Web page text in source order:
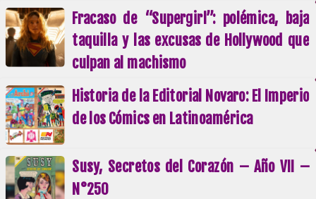
Fracaso de “Supergirl”: polémica, baja
taquilla y las excusas de Hollywood que
culpan al machismo
Historia de la Editorial Novaro: El Imperio
de los Cómics en Latinoamérica
Susy, Secretos del Corazón – Año VII –
N°250